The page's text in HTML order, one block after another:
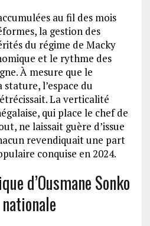
au fil des mois
la gestion des
du régime de Macky
et le rythme des
À mesure que le
l’espace du
La verticalité
qui place le chef de
ne laissait guère d’issue
revendiquait une part
conquise en 2024.
d’Ousmane Sonko